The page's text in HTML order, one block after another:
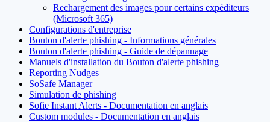
Rechargement des images pour certains expéditeurs
(Microsoft 365)
Configurations d'entreprise
Bouton d'alerte phishing - Informations générales
Bouton d'alerte phishing - Guide de dépannage
Manuels d'installation du Bouton d'alerte phishing
Reporting Nudges
SoSafe Manager
Simulation de phishing
Sofie Instant Alerts - Documentation en anglais
Custom modules - Documentation en anglais